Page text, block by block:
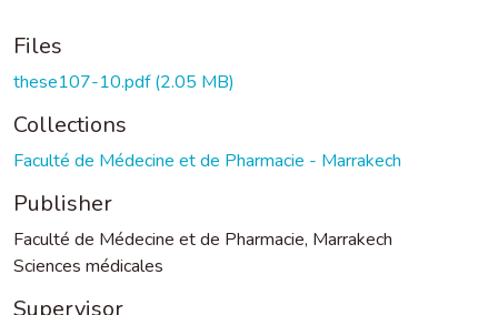
Files
these107-10.pdf(2.05 MB)
Collections
Faculté de Médecine et de Pharmacie - Marrakech
Publisher
Faculté de Médecine et de Pharmacie, Marrakech
Sciences médicales
Supervisor